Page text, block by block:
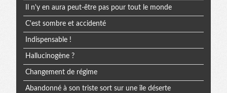
Il n'y en aura peut-être pas pour tout le monde
C'est sombre et accidenté
Indispensable !
Hallucinogène ?
Changement de régime
Abandonné à son triste sort sur une île déserte